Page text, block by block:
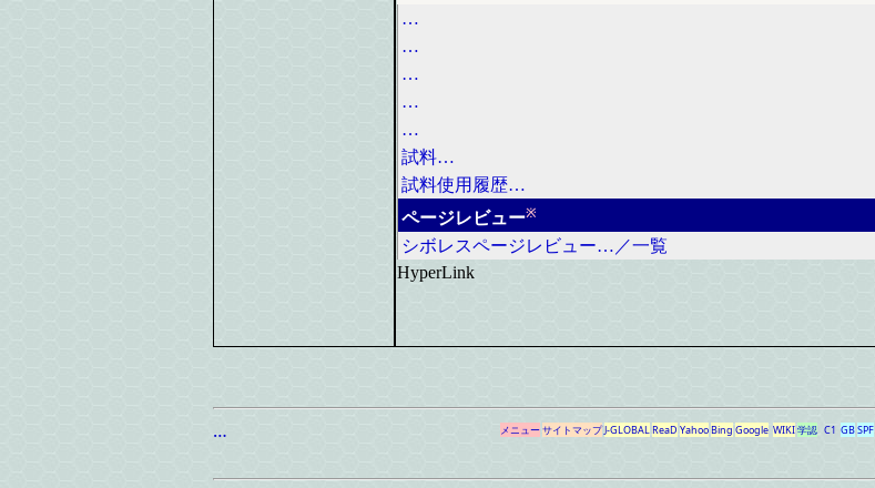
…
…
…
…
…
試料…
試料使用履歴…
ページレビュー※
シボレスページレビュー…／一覧
HyperLink
… メニューサイトマップJ-GLOBALReaD YahooBing Google WIKI学認 C1 GBSPF